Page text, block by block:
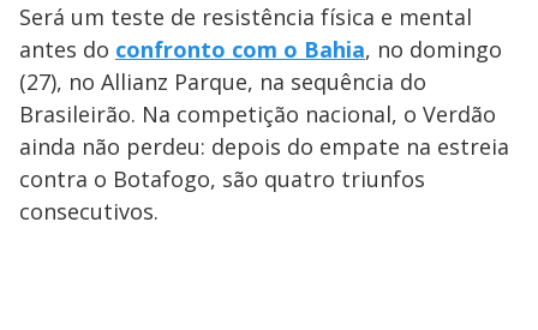
Será um teste de resistência física e mental
antes do confronto com o Bahia, no domingo
(27), no Allianz Parque, na sequência do
Brasileirão. Na competição nacional, o Verdão
ainda não perdeu: depois do empate na estreia
contra o Botafogo, são quatro triunfos
consecutivos.